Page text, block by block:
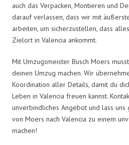
auch das Verpacken, Montieren und
darauf verlassen, dass wir mit
arbeiten, um sicherzustellen, dass
Zielort in Valencia ankommt.
Mit Umzugsmeister Busch Moers
deinen Umzug machen. Wir
Koordination aller Details, damit du
Leben in Valencia freuen kannst.
unverbindliches Angebot und lass uns
von Moers nach Valencia zu einem
machen!